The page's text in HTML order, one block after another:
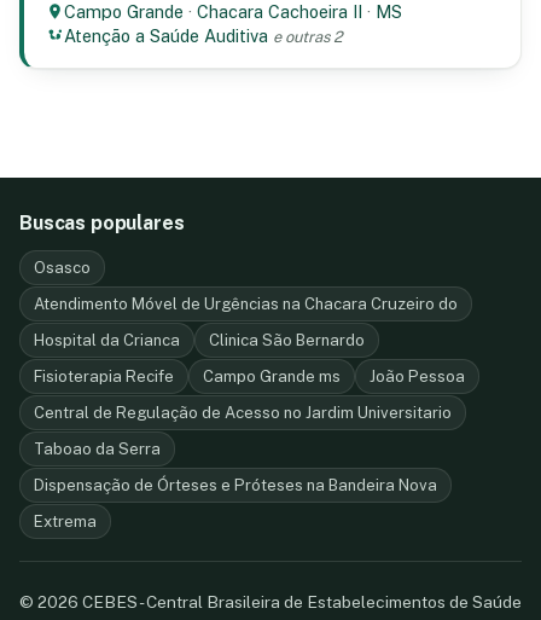
Campo Grande ·Chacara Cachoeira II · MS
Atenção a Saúde Auditiva e outras 2
Buscas populares
Osasco
Atendimento Móvel de Urgências na Chacara Cruzeiro do
Hospital da Crianca
Clinica São Bernardo
Fisioterapia Recife
Campo Grande ms
João Pessoa
Central de Regulação de Acesso no Jardim Universitario
Taboao da Serra
Dispensação de Órteses e Próteses na Bandeira Nova
Extrema
© 2026 CEBES - Central Brasileira de Estabelecimentos de Saúde